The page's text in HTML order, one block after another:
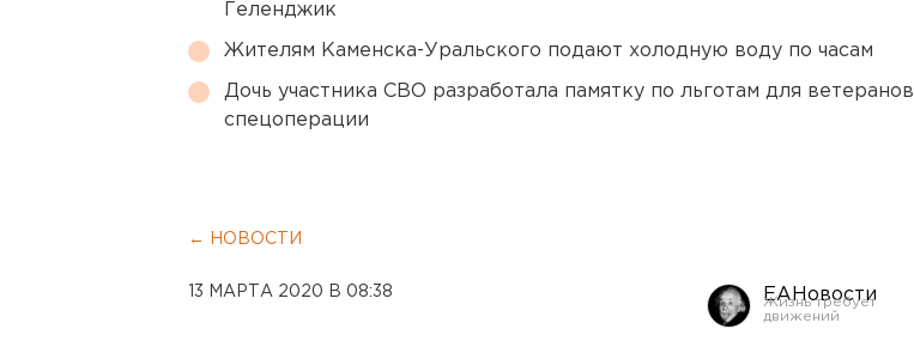
Геленджик
Жителям Каменска-Уральского подают холодную воду по часам
Дочь участника СВО разработала памятку по льготам для ветеранов
спецоперации
← НОВОСТИ
13 МАРТА 2020 В 08:38 ЕАНовости